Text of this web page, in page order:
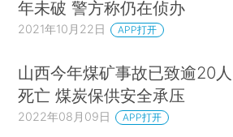
年未破 警方称仍在侦办
2021年10月22日 APP打开
山西今年煤矿事故已致逾20人
死亡 煤炭保供安全承压
2022年08月09日 APP打开